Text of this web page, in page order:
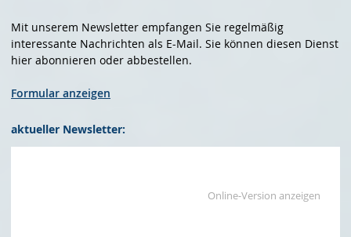
Mit unserem Newsletter empfangen Sie regelmäßig
interessante Nachrichten als E-Mail. Sie können diesen Dienst
hier abonnieren oder abbestellen.
Formular anzeigen
aktueller Newsletter:
Online-Version anzeigen